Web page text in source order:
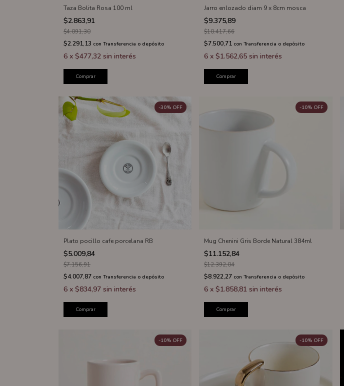
Taza Bolita Rosa 100 ml
$2.863,91
$4.091,30
$2.291,13 con Transferencia o depósito
6 x $477,32 sin interés
Comprar
Jarro enlozado diam 9 x 8cm mosca
$9.375,89
$10.417,66
$7.500,71 con Transferencia o depósito
6 x$1.562,65 sin interés
Comprar
Plato pocillo cafe porcelana RB
$5.009,84
-30% OFF
$7.156,91
$4.007,87 con Transferencia o depósito
6 x $834,97 sin interés
Comprar
Mug Chenini Gris Borde Natural 384ml
$11.152,84
-10% OFF
$12.392,04
$8.922,27 con Transferencia o depósito
6 x$1.858,81 sin interés
Comprar
-10% OFF -10% OFF